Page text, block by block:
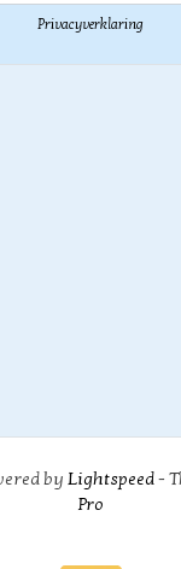
Privacyverklaring
by Lightspeed-
Pro